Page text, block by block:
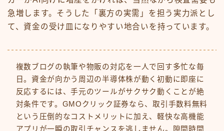
急増します。そうした「裏方の実需」を担う実力派とし
て、資金の受け皿になりやすい地合いを持っています。
複数ブログの執筆や物販の対応を一人で回す多忙な毎
日。資金が向かう周辺の半導体株が動く初動に即座に
反応するには、手元のツールがサクサク動くことが絶
対条件です。GMOクリック証券なら、取引手数料無料
という圧倒的なコストメリットに加え、軽快な高機能
アプリが一瞬の取引チャンスを逃しません。隙間時間